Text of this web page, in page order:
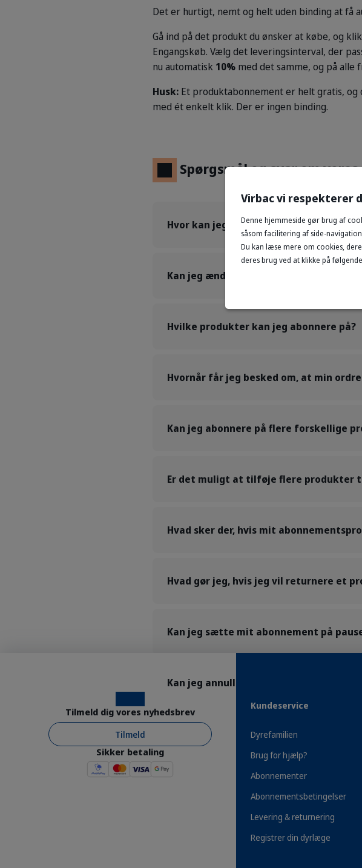
Det er hurtigt, nemt og helt uden binding at få
Gå ind på det produkt du ønsker at købe, og
Engangskøb. Vælg det leveringsinterval, der
nu automatisk 10% med det samme, og på
Husk: Et produktabonnement er helt gratis,
med ét enkelt klik. Der er ingen binding.
Spørgsmål og svar om
Hvor kan jeg læse
Kan jeg ændre eller opdatere mine
Hvilke produkter kan jeg abonnere på?
Hvornår får jeg besked om, at min
Kan jeg abonnere på flere forskellige
Er det muligt at tilføje flere produkter
Hvad sker der, hvis mit
Hvad gør jeg, hvis jeg vil returnere et
Kan jeg sætte mit abonnement på
Kan jeg annullere mit abonnement?
Kundeservice
Dyrefamilien
Brug for hjælp?
Abonnementer
Abonnementsbetingelser
Levering & returnering
Registrer din dyrlæge
Tilmeld dig vores nyhedsbrev
Tilmeld
Sikker betaling
Virbac vi respekterer
Denne hjemmeside gør brug af
såsom facilitering af side-
Du kan læse mere om cookies,
deres brug ved at klikke på